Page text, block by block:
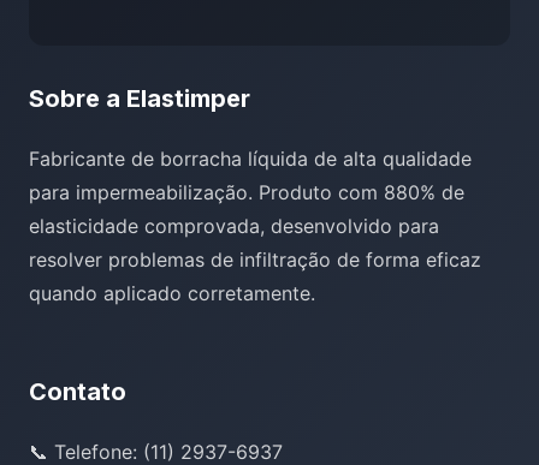
Sobre a Elastimper
Fabricante de borracha líquida de alta qualidade
para impermeabilização. Produto com 880% de
elasticidade comprovada, desenvolvido para
resolver problemas de infiltração de forma eficaz
quando aplicado corretamente.
Contato
📞 Telefone: (11) 2937-6937